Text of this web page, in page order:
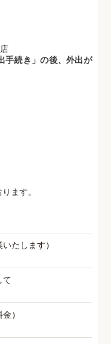
手続き」の後、外出が
ます。
たします）
て
）